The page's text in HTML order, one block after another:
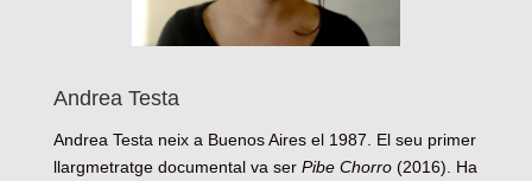
Andrea Testa
Andrea Testa neix a Buenos Aires el 1987. El seu primer
llargmetratge documental va ser Pibe Chorro(2016). Ha